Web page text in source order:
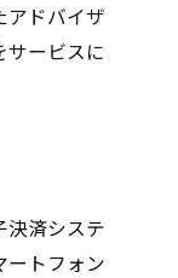
アドバイザ
サービスに
決済システ
ートフォン